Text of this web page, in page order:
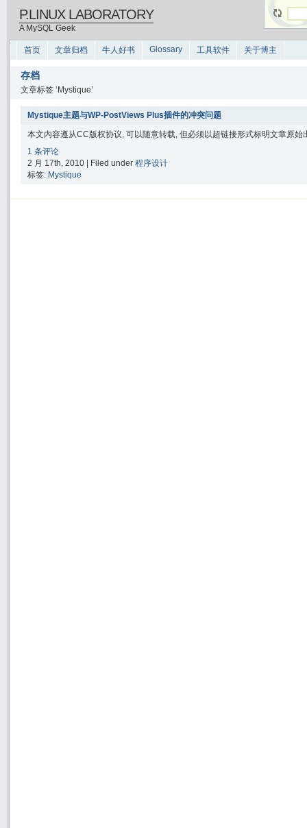
P.LINUX LABORATORY
A MySQL Geek
首页 文章归档 牛人好书 Glossary 工具软件 关于博主
存档
文章标签 ‘Mystique’
Mystique主题与WP-PostViews Plus插件的冲突问题
本文内容遵从CC版权协议, 可以随意转载, 但必须以超链接形式标明文章原
1 条评论
2 月 17th, 2010 | Filed under 程序设计
标签: Mystique